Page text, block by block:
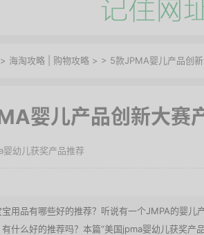
> 海淘攻略 购物攻略 > > 5款JPMA婴儿产品创
婴儿产品创新大赛
婴幼儿获奖产品推荐
宝用品有哪些好的推荐？听说有一个JMPA的婴儿
什么好的推荐吗？本篇“美国jpma婴幼儿获奖产